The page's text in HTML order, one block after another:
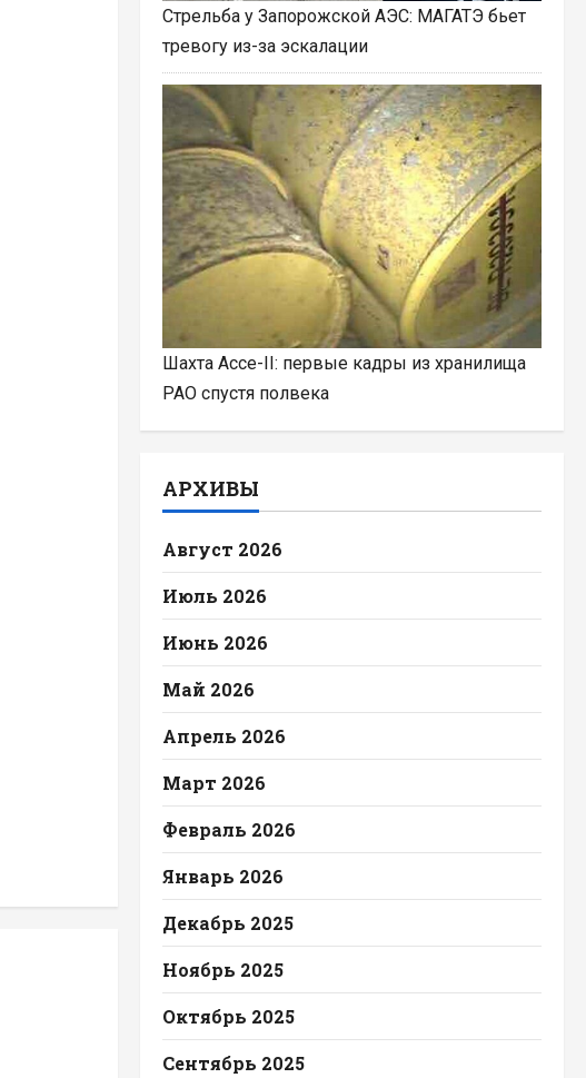
Стрельба у Запорожской АЭС: МАГАТЭ бьет
тревогу из-за эскалации
Шахта Ассе-II: первые кадры из хранилища
РАО спустя полвека
АРХИВЫ
Август 2026
Июль 2026
Июнь 2026
Май 2026
Апрель 2026
Март 2026
Февраль 2026
Январь 2026
Декабрь 2025
Ноябрь 2025
Октябрь 2025
Сентябрь 2025